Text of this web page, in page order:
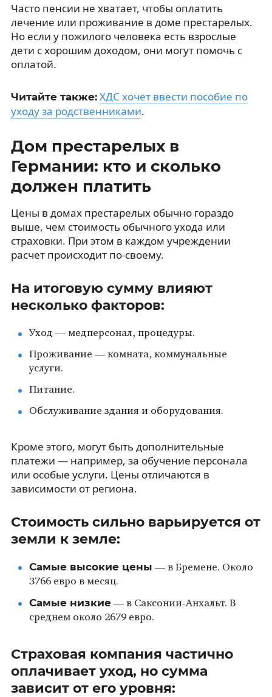
Часто пенсии не хватает, чтобы оплатить
лечение или проживание в доме престарелых.
Но если у пожилого человека есть взрослые
дети с хорошим доходом, они могут помочь с
оплатой.
Читайте также: ХДС хочет ввести пособие по
уходу за родственниками.
Дом престарелых в
Германии: кто и сколько
должен платить
Цены в домах престарелых обычно гораздо
выше, чем стоимость обычного ухода или
страховки. При этом в каждом учреждении
расчет происходит по-своему.
На итоговую сумму влияют
несколько факторов:
Уход — медперсонал, процедуры.
Проживание — комната, коммунальные
услуги.
Питание.
Обслуживание здания и оборудования.
Кроме этого, могут быть дополнительные
платежи — например, за обучение персонала
или особые услуги. Цены отличаются в
зависимости от региона.
Стоимость сильно варьируется от
земли к земле:
Самые высокие цены — в Бремене. Около
3766 евро в месяц.
Самые низкие— в Саксонии-Анхальт. В
среднем около 2679 евро.
Страховая компания частично
оплачивает уход, но сумма
зависит от его уровня: